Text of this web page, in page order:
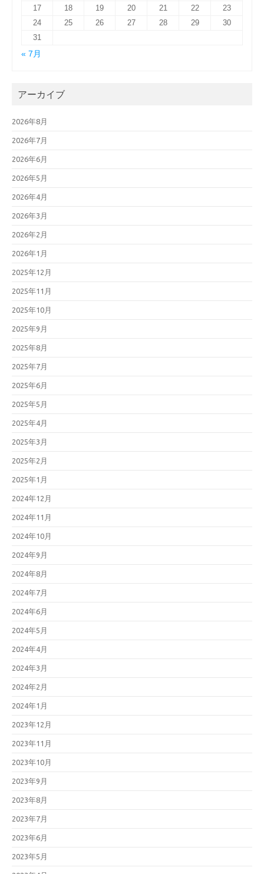
17
18 19 20 21 22
23
24
25 26 27 28 29
30
31
« 7月
アーカイブ
2026年8月
2026年7月
2026年6月
2026年5月
2026年4月
2026年3月
2026年2月
2026年1月
2025年12月
2025年11月
2025年10月
2025年9月
2025年8月
2025年7月
2025年6月
2025年5月
2025年4月
2025年3月
2025年2月
2025年1月
2024年12月
2024年11月
2024年10月
2024年9月
2024年8月
2024年7月
2024年6月
2024年5月
2024年4月
2024年3月
2024年2月
2024年1月
2023年12月
2023年11月
2023年10月
2023年9月
2023年8月
2023年7月
2023年6月
2023年5月